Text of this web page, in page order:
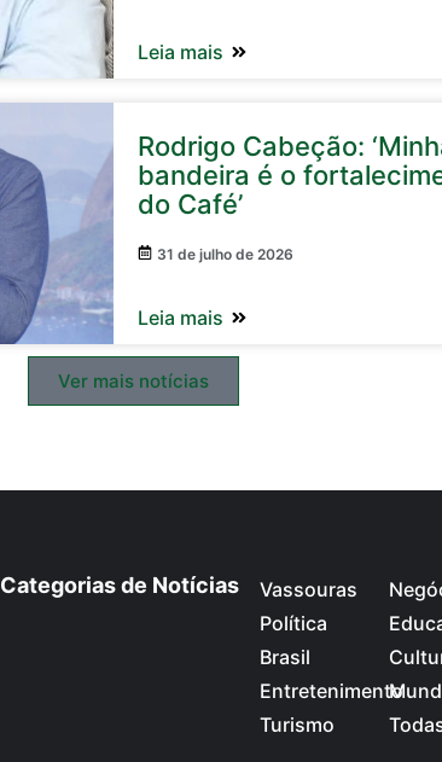
Leia mais
Rodrigo Cabeção:
bandeira é o
do Café’
31 de julho de 2026
Leia mais
Ver mais notícias
Categorias de Notícias
Vassouras
Política
Brasil
Entretenimento
Turismo